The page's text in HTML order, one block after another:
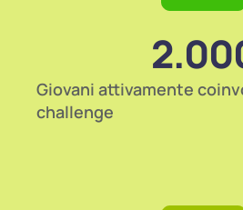
Giovani attivamente
challenge